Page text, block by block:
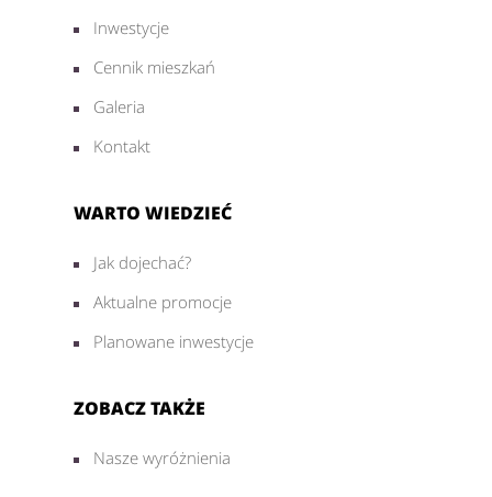
Inwestycje
Cennik mieszkań
Galeria
Kontakt
WARTO WIEDZIEĆ
Jak dojechać?
Aktualne promocje
Planowane inwestycje
ZOBACZ TAKŻE
Nasze wyróżnienia